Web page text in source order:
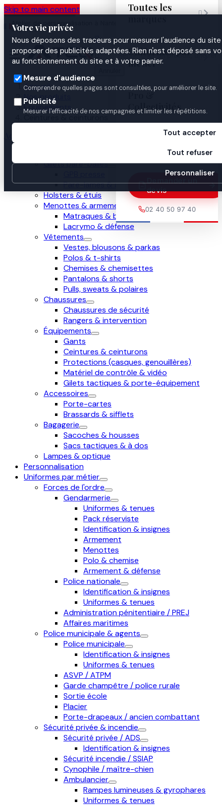
Skip to main content
Votre vie privée
Nous déposons des traceurs pour mesurer l'audience du
proposer des publicités adaptées. Rien n'est déposé sans
au fonctionnement du site et à votre panier.
Mesure d'audience
Comprendre quelles pages sont consultées, pour améliorer le site.
Publicité
Mesurer l'efficacité de nos campagnes et limiter les répétitions.
Tout accepter
Tout refuser
Personnaliser
Atelier de personnalisation à Nantes
depuis 2003


Toutes les
marques

Uniformes par
métier
Pro &
Collectivités
Demander un
devis
02 40 50 97 40
Accueil
Nos produits
Équipements
Gilets pare-balles
Pare-lames & anti-couteau
Holsters & étuis
Menottes & armement
Matraques & bâtons
Lacrymo & défense
Vêtements
Vestes, blousons & parkas
Polos & t-shirts
Chemises & chemisettes
Pantalons & shorts
Pulls, sweats & polaires
Chaussures
Chaussures de sécurité
Rangers & intervention
Équipements
Gants
Ceintures & ceinturons
Protections (casques, genouillères)
Matériel de contrôle & vidéo
Gilets tactiques & porte-équipement
Accessoires
Porte-cartes
Brassards & sifflets
Bagagerie
Sacoches & housses
Sacs tactiques & à dos
Lampes & optique
Personnalisation
Uniformes par métier
Forces de l'ordre
Gendarmerie
Uniformes & tenues
Pack réserviste
Identification & insignes
Armement
Menottes
Polo & chemise
Armement & défense
Police nationale
Identification & insignes
Uniformes & tenues
Administration pénitentiaire / PREJ
Affaires maritimes
Police municipale & agents
Police municipale
Identification & insignes
Uniformes & tenues
ASVP / ATPM
Garde champêtre / police rurale
Sortie école
Placier
Porte-drapeaux / ancien combattant
Sécurité privée & incendie
Sécurité privée / ADS
Identification & insignes
Sécurité incendie / SSIAP
Cynophile / maître-chien
Ambulancier
Rampes lumineuses & gyrophares
Uniformes & tenues